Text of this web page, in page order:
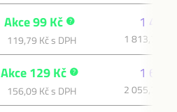
Akce 99 Kč
119,79 Kč s DPH
1 499
1 813,79 Kč
Akce 129 Kč
156,09 Kč s DPH
1 699
2 055,79 Kč